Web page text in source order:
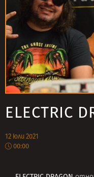
ELECTRIC
12 юли 2021
00:00